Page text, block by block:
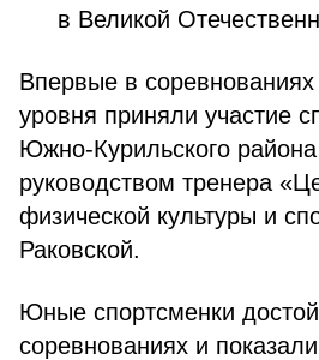
в Великой
Впервые в соревнованиях
уровня приняли участие
Южно-Курильского
руководством тренера
физической культуры и
Раковской.
Юные спортсменки
соревнованиях и